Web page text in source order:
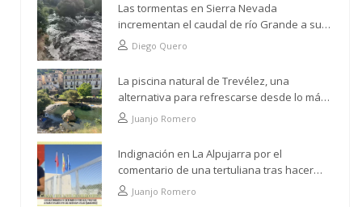
Las tormentas en Sierra Nevada
incrementan el caudal de río Grande a su
paso por Trevélez
Diego Quero
La piscina natural de Trevélez, una
alternativa para refrescarse desde lo más
altoJuanjo Romero
Indignación en La Alpujarra por el
comentario de una tertuliana tras hacer
alusión al analfabetismo con la comarca
Juanjo Romero